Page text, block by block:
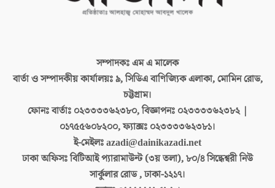
সম্পাদকঃএম এ মালেক
বার্তা ও সম্পাদকীয় কার্যালয়ঃ৯, সিডিএ বাণিজ্যিক এলাকা, মোমিন রোড,
চট্টগ্রাম।
ফোনঃ বার্তাঃ ০২৩৩৩৩৬২৩৮০, বিজ্ঞাপনঃ ০২৩৩৩৩৬২৩৮২ |
০১৭৫৫৬০৮২০০, ফ্যাক্সঃ ০২৩৩৩৩৬২৩৮১।
ই-মেইলঃazadi@dainikazadi.net
ঢাকা অফিসঃবিটিআই প্যারামাউন্ট (৩য় তলা), ৮০/৪ সিদ্ধেশ্বরী নিউ
সার্কুলার রোড , ঢাকা-১২১৭।